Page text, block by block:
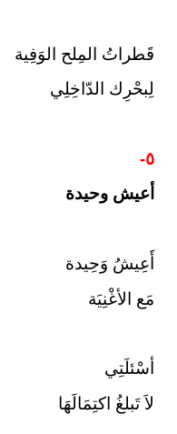
قَطراتُ المِلح الوَفِية
لِبحْرِك الدّاخِلِي
٥-
أعيش وحيدة
أَعِيشُ وَحِيدة
مَع الأغْنِيَة
أسْئلَتِي
لاَ تَبلغُ اكتِمَالَهَا